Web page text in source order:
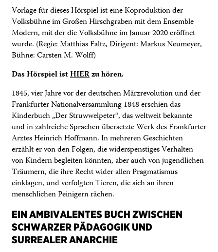
Vorlage für dieses Hörspiel ist eine Koproduktion der
Volksbühne im Großen Hirschgraben mit dem Ensemble
Modern, mit der die Volksbühne im Januar 2020 eröffnet
wurde. (Regie: Matthias Faltz, Dirigent: Markus Neumeyer,
Bühne: Carsten M. Wolff)
Das Hörspiel istHIERzu hören.
1845, vier Jahre vor der deutschen Märzrevolution und der
Frankfurter Nationalversammlung 1848 erschien das
Kinderbuch „Der Struwwelpeter“, das weltweit bekannte
und in zahlreiche Sprachen übersetzte Werk des Frankfurter
Arztes Heinrich Hoffmann. In mehreren Geschichten
erzählt er von den Folgen, die widerspenstiges Verhalten
von Kindern begleiten könnten, aber auch von jugendlichen
Träumern, die ihre Recht wider allen Pragmatismus
einklagen, und verfolgten Tieren, die sich an ihren
menschlichen Peinigern rächen.
EIN AMBIVALENTES BUCH ZWISCHEN
SCHWARZER PÄDAGOGIK UND
SURREALER ANARCHIE